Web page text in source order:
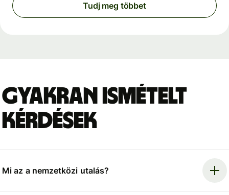
Tudj meg többet
Gyakran ismételt
kérdések
Mi az a nemzetközi utalás?